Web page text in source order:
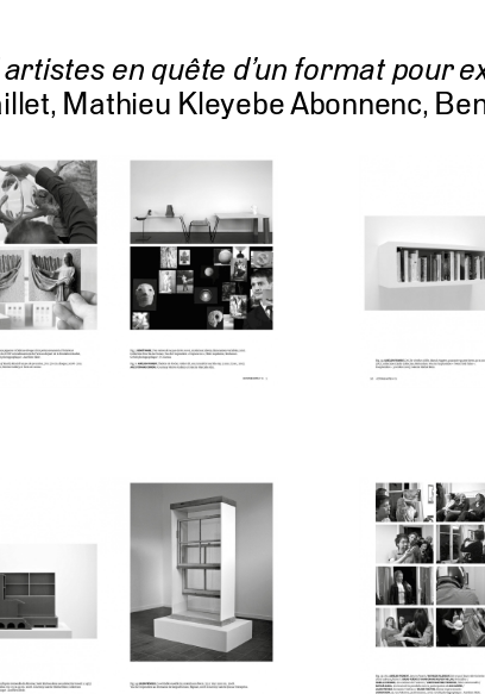
en quête d’un format pour
Mathieu Kleyebe Abonnenc,